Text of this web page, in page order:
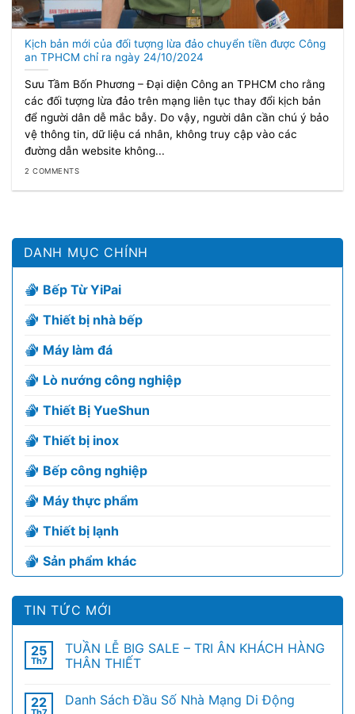
Kịch bản mới của đối tượng lừa đảo chuyển tiền được Công
an TPHCM chỉ ra ngày 24/10/2024
Sưu Tầm Bốn Phương – Đại diện Công an TPHCM cho rằng
các đối tượng lừa đảo trên mạng liên tục thay đổi kịch bản
để người dân dễ mắc bẫy. Do vậy, người dân cần chú ý bảo
vệ thông tin, dữ liệu cá nhân, không truy cập vào các
đường dẫn website không...
2 COMMENTS
DANH MỤC CHÍNH
Bếp Từ YiPai
Thiết bị nhà bếp
Máy làm đá
Lò nướng công nghiệp
Thiết Bị YueShun
Thiết bị inox
Bếp công nghiệp
Máy thực phẩm
Thiết bị lạnh
Sản phẩm khác
TIN TỨC MỚI
25
Th7
TUẦN LỄ BIG SALE – TRI ÂN KHÁCH HÀNG
THÂN THIẾT
22 Danh Sách Đầu Số Nhà Mạng Di Động